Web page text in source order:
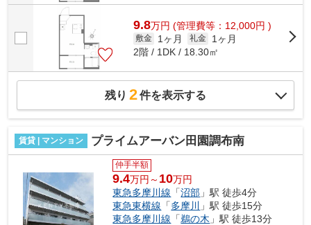
9.8万円 (管理費等：12,000円 )
敷金 1ヶ月 礼金
1ヶ月
2階 / 1DK / 18.30㎡
残り 2件を表示する
賃貸 | マンション プライムアーバン田園調布南
仲手半額
9.4万円～ 10万円
東急多摩川線 「沼部 」駅 徒歩4分
東急東横線 「多摩川
」駅 徒歩15分
東急多摩川線 「鵜の木 」駅 徒歩13分